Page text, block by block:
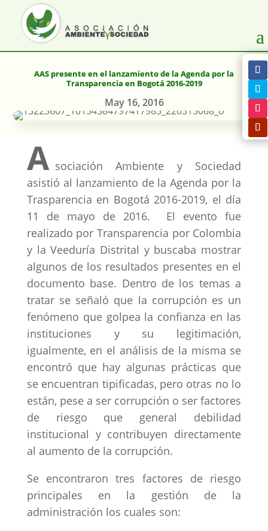
AAS presente en el lanzamiento de la Agenda por la
Transparencia en Bogotá 2016-2019
May 16, 2016
A sociación Ambiente y Sociedad
asistió al lanzamiento de la Agenda por la
Trasparencia en Bogotá 2016-2019, el día
11 de mayo de 2016. El evento fue
realizado por Transparencia por Colombia
y la Veeduría Distrital y buscaba mostrar
algunos de los resultados presentes en el
documento base. Dentro de los temas a
tratar se señaló que la corrupción es un
fenómeno que golpea la confianza en las
instituciones y su legitimación,
igualmente, en el análisis de la misma se
encontró que hay algunas prácticas que
se encuentran tipificadas, pero otras no lo
están, pese a ser corrupción o ser factores
de riesgo que general debilidad
institucional y contribuyen directamente
al aumento de la corrupción.
Se encontraron tres factores de riesgo
principales en la gestión de la
administración los cuales son: